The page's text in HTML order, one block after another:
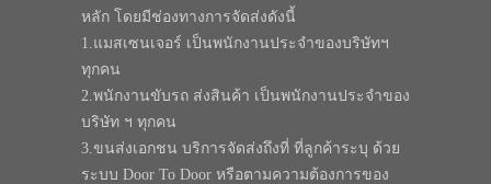
หลัก โดยมีช่องทางการจัดส่งดังนี้
1.แมสเซนเจอร์ เป็นพนักงานประจำของบริษัทฯ
ทุกคน
2.พนักงานขับรถ ส่งสินค้า เป็นพนักงานประจำของ
บริษัท ฯ ทุกคน
3.ขนส่งเอกชน บริการจัดส่งถึงที่ ที่ลูกค้าระบุ ด้วย
ระบบ Door To Door หรือตามความต้องการของ